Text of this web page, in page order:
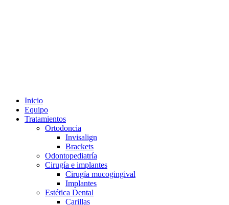
Menu
Inicio
Equipo
Tratamientos
Ortodoncia
Invisalign
Brackets
Odontopediatría
Cirugía e implantes
Cirugía mucogingival
Implantes
Estética Dental
Carillas